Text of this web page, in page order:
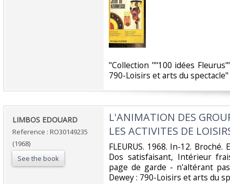
‎"Collection ""100 idées
790-Loisirs et arts du spectacle"‎
‎LIMBOS EDOUARD‎
Reference : RO30149235
(1968)
See the book
‎L'ANIMATION DES
LES ACTIVITES DE
‎FLEURUS. 1968. In-12.
Dos satisfaisant, Intérieur
page de garde - n'altérant
Dewey : 790-Loisirs et arts du